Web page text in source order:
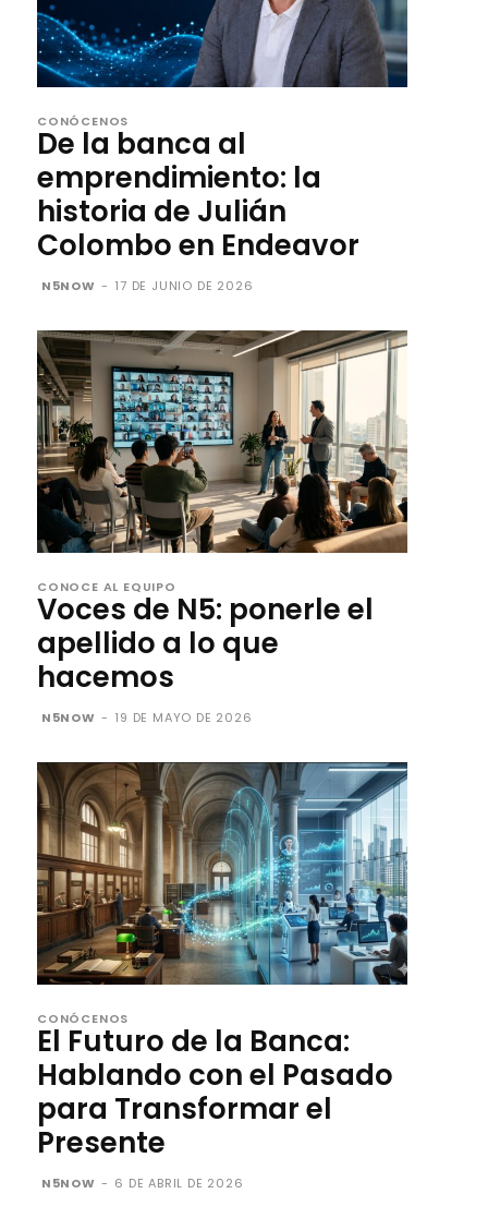
CONÓCENOS
De la banca al
emprendimiento: la
historia de Julián
Colombo en Endeavor
N5NOW - 17 DE JUNIO DE 2026
CONOCE AL EQUIPO
Voces de N5: ponerle el
apellido a lo que
hacemos
N5NOW - 19 DE MAYO DE 2026
CONÓCENOS
El Futuro de la Banca:
Hablando con el Pasado
para Transformar el
Presente
N5NOW - 6 DE ABRIL DE 2026